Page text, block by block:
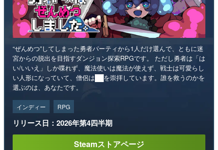
“ぜんめつ”してしまった勇者パーティから1人だけ選んで、ともに迷
宮からの脱出を目指すダンジョン探索RPGです。 ただし勇者は「は
い/いいえ」しか喋れず、魔法使いは魔法が使えず、戦士は可愛らし
い人形になっていて、僧侶は██を崇拝しています。誰を救うのかを
選ぶのは、あなたです。
インディー RPG
リリース日：2026年第4四半期
Steamストアページ